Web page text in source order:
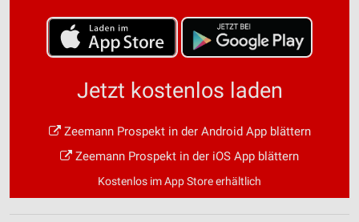
Jetzt kostenlos laden
Zeemann Prospekt in der Android App blättern
Zeemann Prospekt in der iOS App blättern
Kostenlos im App Store erhältlich